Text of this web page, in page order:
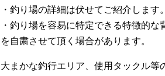
・釣り場の詳細は伏せてご紹介します
・釣り場を容易に特定できる特徴的
を自粛させて頂く場合があります。
大まかな釣行エリア、使用タックル